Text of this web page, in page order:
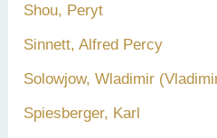
Shou, Peryt
Sinnett, Alfred Percy
Solowjow, Wladimir
Spiesberger, Karl